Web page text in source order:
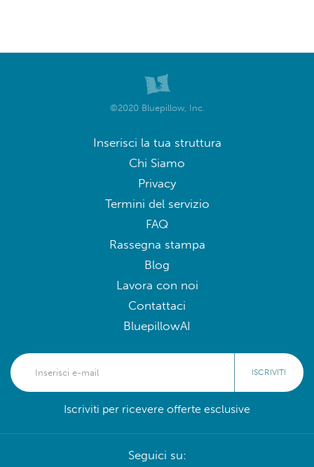
©2020 Bluepillow, Inc.
Inserisci la tua struttura
Chi Siamo
Privacy
Termini del servizio
FAQ
Rassegna stampa
Blog
Lavora con noi
Contattaci
BluepillowAI
ISCRIVITI
Iscriviti per ricevere offerte esclusive
Seguici su: